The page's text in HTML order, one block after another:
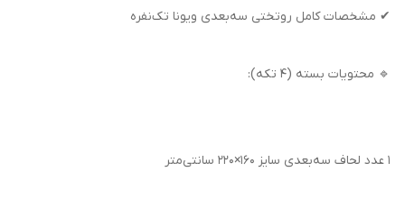
✔ مشخصات کامل روتختی سه‌بعدی ویونا تک‌نفره
🔹 محتویات بسته (۴ تکه):
۱ عدد لحاف سه‌بعدی سایز ۱۶۰×۲۲۰ سانتی‌متر